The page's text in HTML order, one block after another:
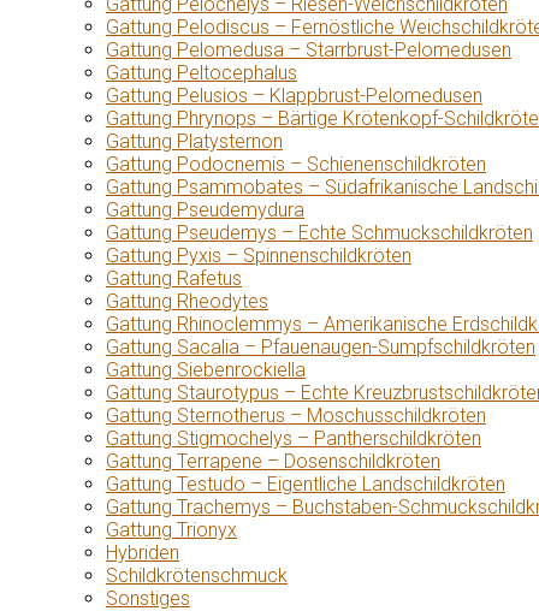
Gattung Pelodiscus – Fernöstliche
Gattung Pelomedusa – Starrbrust-Pelomedusen
Gattung Peltocephalus
Gattung Pelusios – Klappbrust-Pelomedusen
Gattung Phrynops – Bärtige Krötenkopf-
Gattung Platysternon
Gattung Podocnemis – Schienenschildkröten
Gattung Psammobates – Südafrikanische
Gattung Pseudemydura
Gattung Pseudemys – Echte Schmuckschildkröten
Gattung Pyxis – Spinnenschildkröten
Gattung Rafetus
Gattung Rheodytes
Gattung Rhinoclemmys – Amerikanische
Gattung Sacalia – Pfauenaugen-Sumpfschildkröten
Gattung Siebenrockiella
Gattung Staurotypus – Echte
Gattung Sternotherus – Moschusschildkröten
Gattung Stigmochelys – Pantherschildkröten
Gattung Terrapene – Dosenschildkröten
Gattung Testudo – Eigentliche Landschildkröten
Gattung Trachemys – Buchstaben-
Gattung Trionyx
Hybriden
Schildkrötenschmuck
Sonstiges